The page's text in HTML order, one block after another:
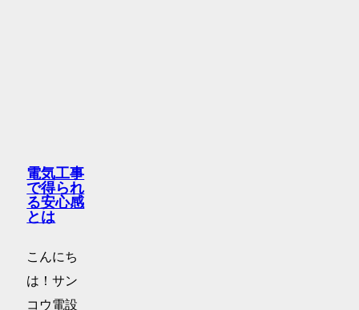
電気工事
で得られ
る安心感
とは
こんにち
は！サン
コウ電設